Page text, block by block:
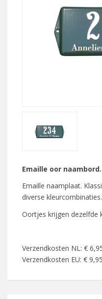
Emaille oor naambord.
Emaille naamplaat.
diverse kleurcombinaties.
Oortjes krijgen dezelfde
Verzendkosten NL: €
Verzendkosten EU: € 9,95